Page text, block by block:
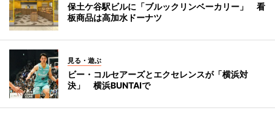
保土ケ谷駅ビルに「ブルックリンベーカリー」 看
板商品は高加水ドーナツ
見る・遊ぶ
ビー・コルセアーズとエクセレンスが「横浜対
決」 横浜BUNTAIで